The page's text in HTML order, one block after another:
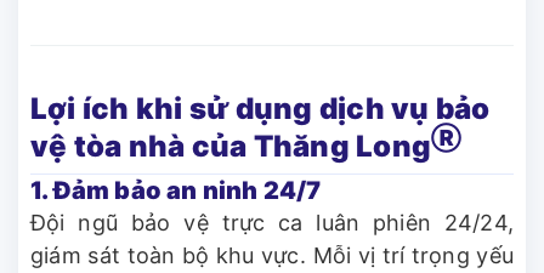
Lợi ích khi sử dụng dịch vụ bảo
vệ tòa nhà của Thăng LongⓇ
1. Đảm bảo an ninh 24/7
Đội ngũ bảo vệ trực ca luân phiên 24/24,
giám sát toàn bộ khu vực. Mỗi vị trí trọng yếu